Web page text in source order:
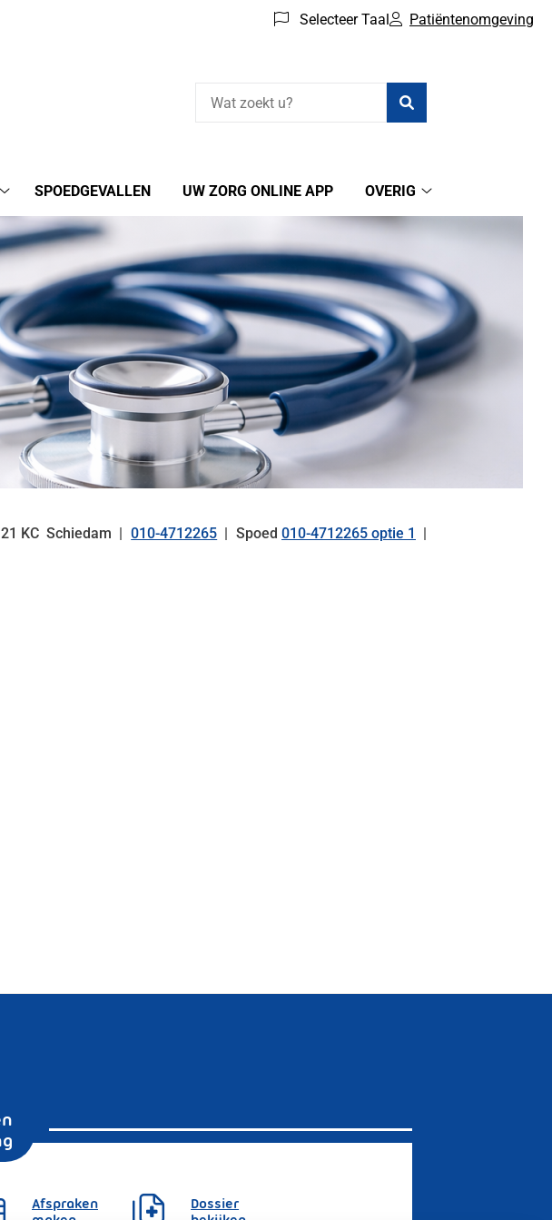
Selecteer Taal Patiëntenomgeving
submenu
SPOEDGEVALLEN UW ZORG ONLINE APP
OVERIG
KC Schiedam Tel:
010-4712265 Spoed 010-4712265 optie 1
Afspraken
Dossier